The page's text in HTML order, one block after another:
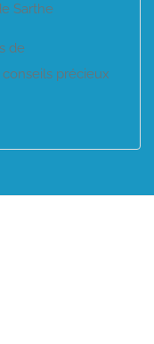
Sarthe
de
précieux